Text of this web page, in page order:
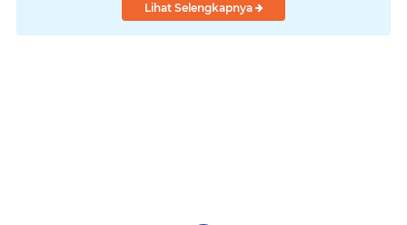
Lihat Selengkapnya